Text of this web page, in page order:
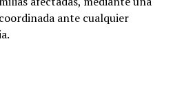
ante cualquier